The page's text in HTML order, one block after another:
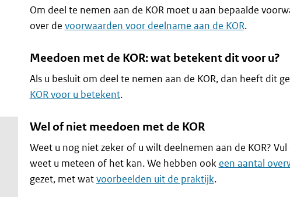
Om deel te nemen aan de KOR moet u aan bepaalde
over de voorwaarden voor deelname aan de KOR.
Meedoen met de KOR: wat betekent dit voor u?
Als u besluit om deel te nemen aan de KOR, dan heeft dit
KOR voor u betekent.
Wel of niet meedoen met de KOR
Weet u nog niet zeker of u wilt deelnemen aan de KOR?
weet u meteen of het kan. We hebben ook een aantal
gezet, met watvoorbeelden uit de praktijk.